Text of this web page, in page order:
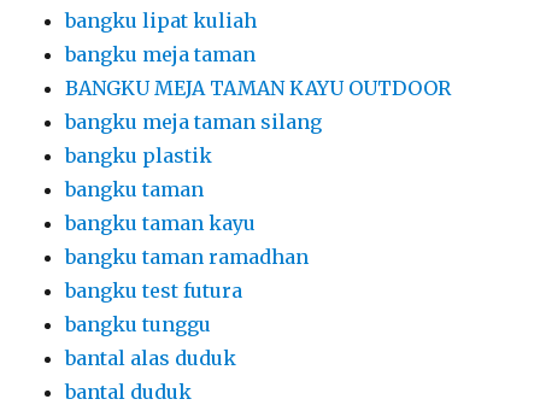
bangku lipat kuliah
bangku meja taman
BANGKU MEJA TAMAN KAYU OUTDOOR
bangku meja taman silang
bangku plastik
bangku taman
bangku taman kayu
bangku taman ramadhan
bangku test futura
bangku tunggu
bantal alas duduk
bantal duduk